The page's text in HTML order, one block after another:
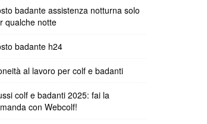
badante assistenza notturna solo
qualche notte
badante h24
al lavoro per colf e badanti
colf e badanti 2025: fai la
con Webcolf!